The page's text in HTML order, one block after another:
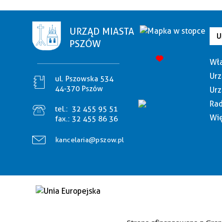
URZĄD MIASTA
PSZÓW
ul. Pszowska 534
44-370 Pszów
tel.: 32 455 95 51
fax.: 32 455 86 36
kancelaria@pszow.pl